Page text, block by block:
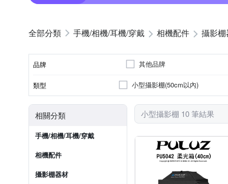
手機/相機/耳機/穿戴 相機配件 攝影
品牌 其他品牌
類型 小型攝影棚(50cm以內)
相關分類
手機/相機/耳機/穿戴
相機配件
攝影棚器材
小型攝影棚 10 筆結果